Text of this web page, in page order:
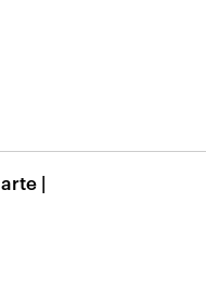
arte |